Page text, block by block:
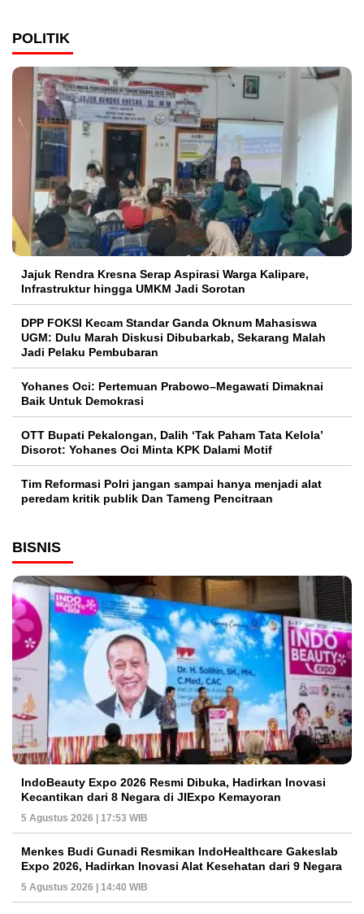
POLITIK
Jajuk Rendra Kresna Serap Aspirasi Warga Kalipare,
Infrastruktur hingga UMKM Jadi Sorotan
DPP FOKSI Kecam Standar Ganda Oknum Mahasiswa
UGM: Dulu Marah Diskusi Dibubarkab, Sekarang Malah
Jadi Pelaku Pembubaran
Yohanes Oci: Pertemuan Prabowo–Megawati Dimaknai
Baik Untuk Demokrasi
OTT Bupati Pekalongan, Dalih ‘Tak Paham Tata Kelola’
Disorot: Yohanes Oci Minta KPK Dalami Motif
Tim Reformasi Polri jangan sampai hanya menjadi alat
peredam kritik publik Dan Tameng Pencitraan
BISNIS
IndoBeauty Expo 2026 Resmi Dibuka, Hadirkan Inovasi
Kecantikan dari 8 Negara di JIExpo Kemayoran
5 Agustus 2026 | 17:53 WIB
Menkes Budi Gunadi Resmikan IndoHealthcare Gakeslab
Expo 2026, Hadirkan Inovasi Alat Kesehatan dari 9 Negara
5 Agustus 2026 | 14:40 WIB